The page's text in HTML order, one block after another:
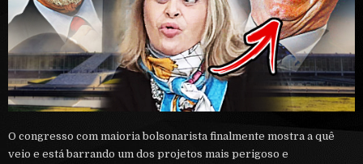
O congresso com maioria bolsonarista finalmente mostra a quê
veio e está barrando um dos projetos mais perigoso e